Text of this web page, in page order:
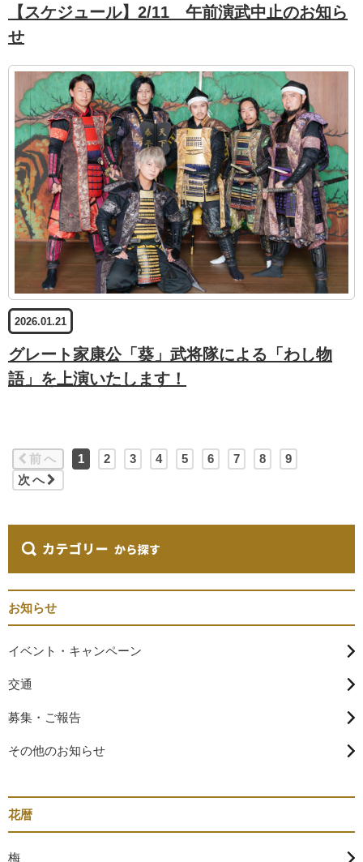
【スケジュール】2/11 午前演武中止のお知ら
せ
2026.01.21
グレート家康公「葵」武将隊による「わし物
語」を上演いたします！
前へ 1 2 3 4 5 6 7 8
9
次へ
お知らせ
イベント・キャンペーン
交通
募集・ご報告
その他のお知らせ
花暦
梅